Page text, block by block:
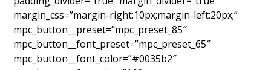
margin_css=”margin-right:10px;margin-left:20px;”
mpc_button__preset=”mpc_preset_85″
mpc_button__font_preset=”mpc_preset_65″
mpc_button__font_color=”#0035b2″